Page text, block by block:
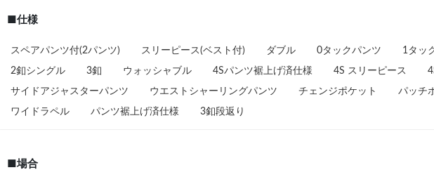
■仕様
スペアパンツ付(2パンツ) スリーピース(ベスト付) ダブル 0タックパンツ 1タッ
2釦シングル 3釦 ウォッシャブル 4Sパンツ裾上げ済仕様 4S スリーピース
サイドアジャスターパンツ ウエストシャーリングパンツ チェンジポケット パッチ
ワイドラペル パンツ裾上げ済仕様 3釦段返り
■場合